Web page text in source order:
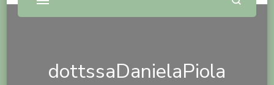
dottssaDanielaPiola